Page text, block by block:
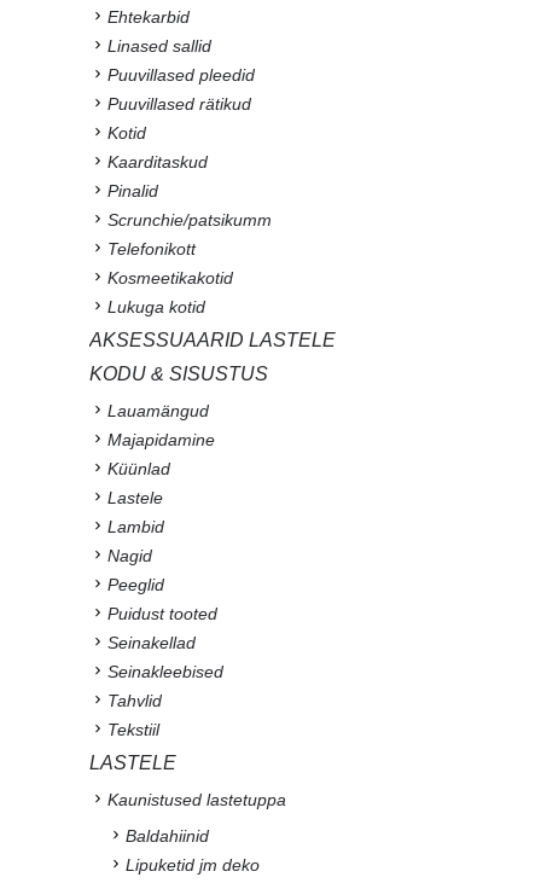
Ehtekarbid
Linased sallid
Puuvillased pleedid
Puuvillased rätikud
Kotid
Kaarditaskud
Pinalid
Scrunchie/patsikumm
Telefonikott
Kosmeetikakotid
Lukuga kotid
AKSESSUAARID LASTELE
KODU & SISUSTUS
Lauamängud
Majapidamine
Küünlad
Lastele
Lambid
Nagid
Peeglid
Puidust tooted
Seinakellad
Seinakleebised
Tahvlid
Tekstiil
LASTELE
Kaunistused lastetuppa
Baldahiinid
Lipuketid jm deko